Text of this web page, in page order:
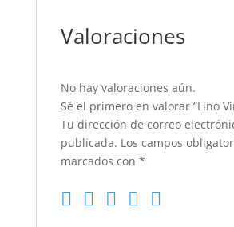
Valoraciones
No hay valoraciones aún.
Sé el primero en valorar “Lino
Tu dirección de correo
publicada. Los campos
marcados con *